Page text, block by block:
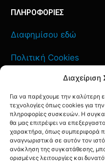
Για να παρέχουμε την καλύτερη
τεχνολογίες όπως cookies για
πληροφορίες συσκευών. Η
θα μας επιτρέψει να
χαρακτήρα, όπως συμπεριφορά
αναγνωριστικά σε αυτόν τον
ανάκληση της συγκατάθεσης,
ορισμένες λειτουργίες και
ΠΛΗΡΟΦΟΡΙΕΣ
Διαφημίσου εδώ
Πολιτική Cookies
Πολιτική Απορρήτου
ΕΠΙΚΟΙΝΩΝΙΑ